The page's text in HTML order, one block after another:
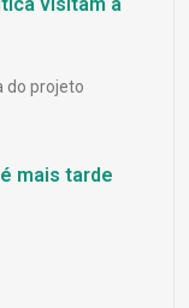
visitam a
do projeto
mais tarde